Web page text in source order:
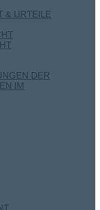
& URTEILE
DER
IM